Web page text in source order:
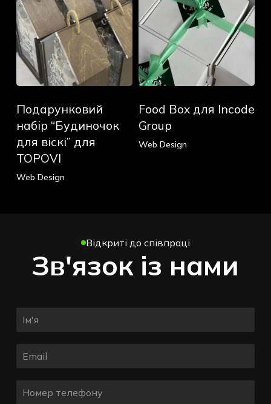
віскі”
для
TOPOVI
набір
“Будиночок
для
віскі”
TOPOVI
Web Design
Подарунковий
набір “Будиночок
для віскі” для
TOPOVI
Group
Box
для
Incode
Web Design
Food Box для Incode
Group
Відкриті до співпраці
Зв'язок із нами